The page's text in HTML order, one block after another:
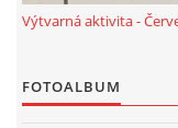
VZDĚLÁVACÍ PLÁN
Výtvarná aktivita -
FOTOALBUM